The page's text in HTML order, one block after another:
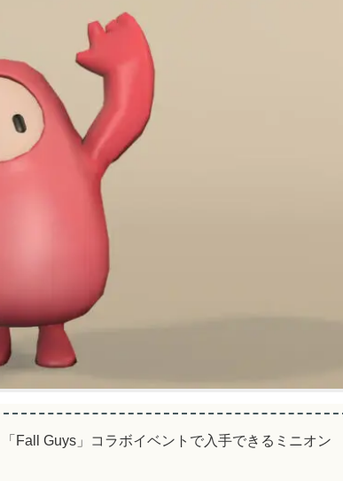
Fall Guys」コラボイベントで入手できるミニオン